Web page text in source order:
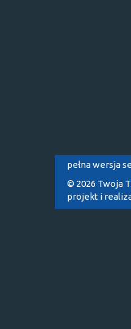
pełna wersja
© 2026 Twoja
projekt i